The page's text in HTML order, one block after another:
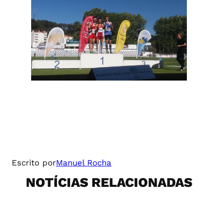
Escrito porManuel Rocha
NOTÍCIAS RELACIONADAS